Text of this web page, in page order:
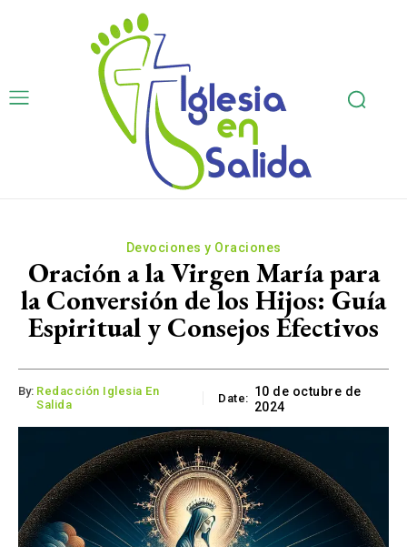
Devociones y Oraciones
Oración a la Virgen María para
la Conversión de los Hijos: Guía
Espiritual y Consejos Efectivos
By: Redacción Iglesia En
Salida
Date: 10 de octubre de
2024